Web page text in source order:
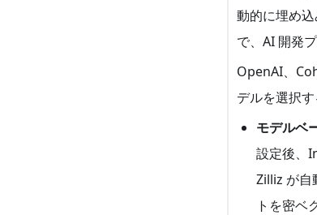
動的に埋め
で、AI 開発
OpenAI、
デルを選択
モデルベ
設定後、
Zilliz が自
トを密ベ